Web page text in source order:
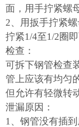
面，用手拧紧螺
2、用扳手拧紧
拧紧1/4至1/2圈即
检查：
可拆下钢管检查
管上应该有均匀
但允许有轻微转
泄漏原因：
1、钢管没有插